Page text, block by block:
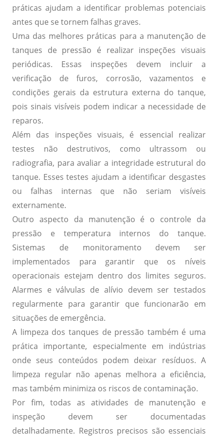
práticas ajudam a identificar problemas potenciais
antes que se tornem falhas graves.
Uma das melhores práticas para a manutenção de
tanques de pressão é realizar inspeções visuais
periódicas. Essas inspeções devem incluir a
verificação de furos, corrosão, vazamentos e
condições gerais da estrutura externa do tanque,
pois sinais visíveis podem indicar a necessidade de
reparos.
Além das inspeções visuais, é essencial realizar
testes não destrutivos, como ultrassom ou
radiografia, para avaliar a integridade estrutural do
tanque. Esses testes ajudam a identificar desgastes
ou falhas internas que não seriam visíveis
externamente.
Outro aspecto da manutenção é o controle da
pressão e temperatura internos do tanque.
Sistemas de monitoramento devem ser
implementados para garantir que os níveis
operacionais estejam dentro dos limites seguros.
Alarmes e válvulas de alívio devem ser testados
regularmente para garantir que funcionarão em
situações de emergência.
A limpeza dos tanques de pressão também é uma
prática importante, especialmente em indústrias
onde seus conteúdos podem deixar resíduos. A
limpeza regular não apenas melhora a eficiência,
mas também minimiza os riscos de contaminação.
Por fim, todas as atividades de manutenção e
inspeção devem ser documentadas
detalhadamente. Registros precisos são essenciais